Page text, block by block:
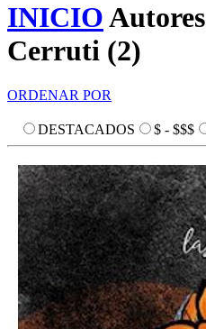
INICIOAutores
Cerruti (2)
ORDENAR POR
DESTACADOS $ - $$$